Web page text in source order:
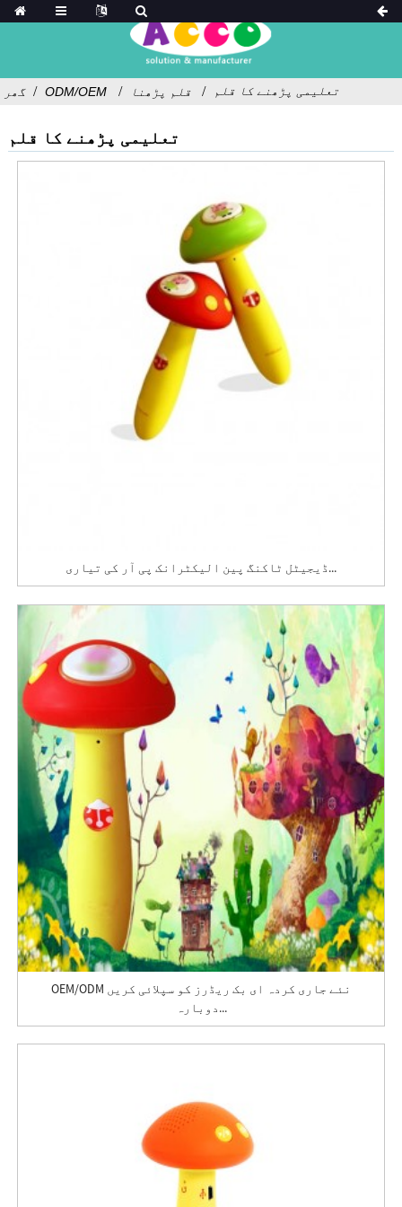
گھر ODM/OEM قلم پڑھنا تعلیمی پڑھنے کا قلم
تعلیمی پڑھنے کا قلم
ڈیجیٹل ٹاکنگ پین الیکٹرانک پی آر کی تیاری...
OEM/ODM نئے جاری کردہ ای بک ریڈرز کو سپلائی کریں
دوبارہ...